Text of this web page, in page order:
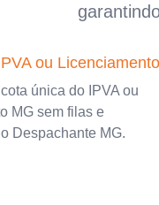
ou Licenciamento
única do IPVA ou
MG sem filas e
Despachante MG.